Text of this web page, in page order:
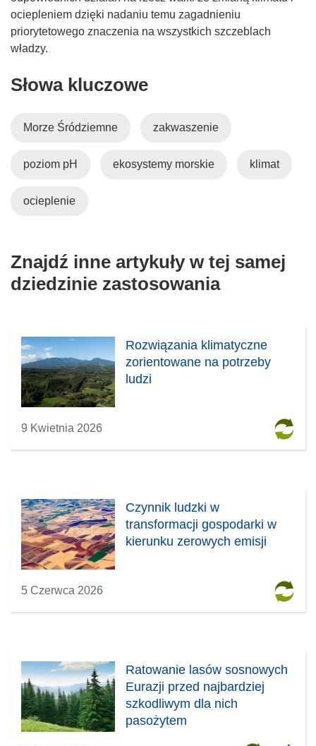
ociepleniem dzięki nadaniu temu zagadnieniu
priorytetowego znaczenia na wszystkich szczeblach
władzy.
Słowa kluczowe
Morze Śródziemne zakwaszenie
poziom pH ekosystemy morskie klimat
ocieplenie
Znajdź inne artykuły w tej samej
dziedzinie zastosowania
Rozwiązania klimatyczne
zorientowane na potrzeby
ludzi
9 Kwietnia 2026
Czynnik ludzki w
transformacji gospodarki w
kierunku zerowych emisji
5 Czerwca 2026
Ratowanie lasów sosnowych
Eurazji przed najbardziej
szkodliwym dla nich
pasożytem